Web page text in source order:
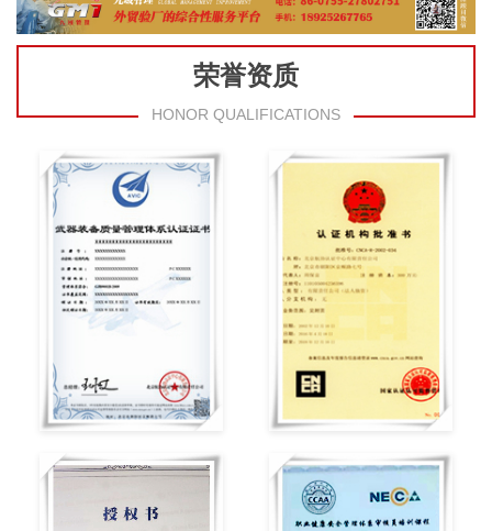
荣誉资质
HONOR QUALIFICATIONS